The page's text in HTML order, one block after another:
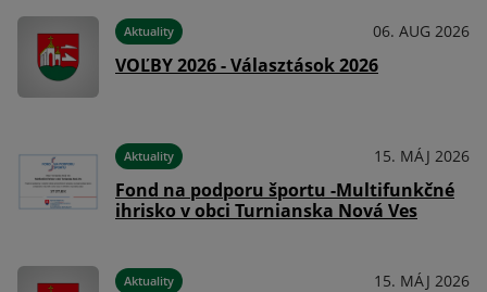
Aktuality 06. AUG 2026
VOĽBY 2026 - Választások 2026
Aktuality 15. MÁJ 2026
Fond na podporu športu -Multifunkčné
ihrisko v obci Turnianska Nová Ves
Aktuality 15. MÁJ 2026